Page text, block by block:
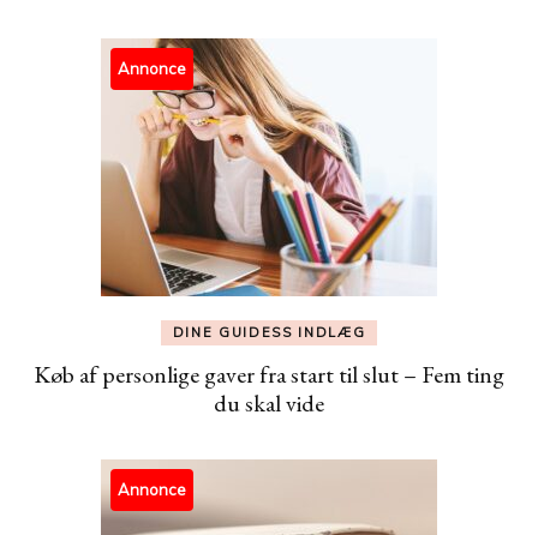
Annonce
DINE GUIDESS INDLÆG
Køb af personlige gaver fra start til slut – Fem ting
du skal vide
Annonce